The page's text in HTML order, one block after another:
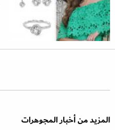
المزيد من أخبار المجوهرات